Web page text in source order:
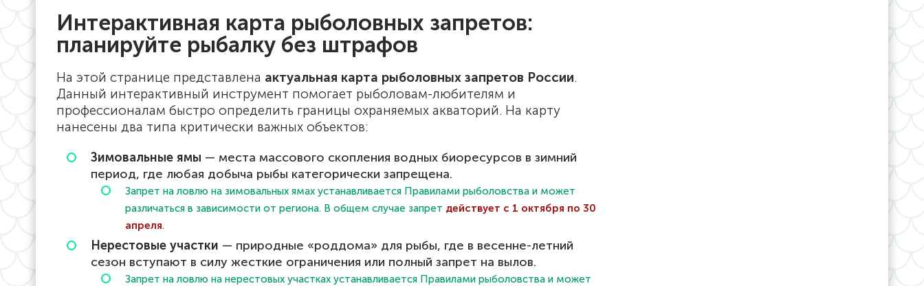
Интерактивная карта рыболовных запретов:
планируйте рыбалку без штрафов
На этой странице представлена актуальная карта рыболовных запретов России.
Данный интерактивный инструмент помогает рыболовам-любителям и
профессионалам быстро определить границы охраняемых акваторий. На карту
нанесены два типа критически важных объектов:
Зимовальные ямы — места массового скопления водных биоресурсов в зимний
период, где любая добыча рыбы категорически запрещена.
Запрет на ловлю на зимовальных ямах устанавливается Правилами рыболовства и может
различаться в зависимости от региона. В общем случае запрет действует с 1 октября по 30
апреля.
Нерестовые участки — природные «роддома» для рыбы, где в весенне-летний
сезон вступают в силу жесткие ограничения или полный запрет на вылов.
Запрет на ловлю на нерестовых участках устанавливается Правилами рыболовства и может